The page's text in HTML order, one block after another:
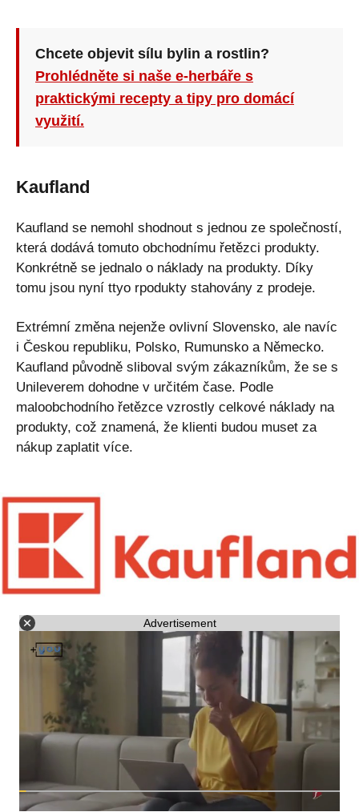
Chcete objevit sílu bylin a rostlin?
Prohlédněte si naše e-herbáře s
praktickými recepty a tipy pro domácí
využití.
Kaufland
Kaufland se nemohl shodnout s jednou ze společností,
která dodává tomuto obchodnímu řetězci produkty.
Konkrétně se jednalo o náklady na produkty. Díky
tomu jsou nyní ttyo rpodukty stahovány z prodeje.
Extrémní změna nejenže ovlivní Slovensko, ale navíc
i Českou republiku, Polsko, Rumunsko a Německo.
Kaufland původně sliboval svým zákazníkům, že se s
Unileverem dohodne v určitém čase. Podle
maloobchodního řetězce vzrostly celkové náklady na
produkty, což znamená, že klienti budou muset za
nákup zaplatit více.
Advertisement